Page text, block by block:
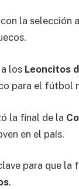
la selección
los Leoncitos
para el fútbol
la final de la
en el país.
para que la
.